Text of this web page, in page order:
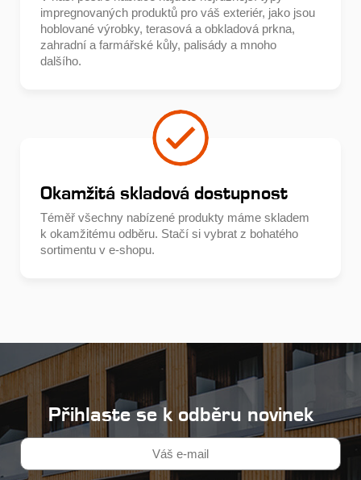
impregnovaných produktů pro váš exteriér, jako jsou
hoblované výrobky, terasová a obkladová prkna,
zahradní a farmářské kůly, palisády a mnoho
dalšího.
Okamžitá skladová dostupnost
Téměř všechny nabízené produkty máme skladem
k okamžitému odběru. Stačí si vybrat z bohatého
sortimentu v e-shopu.
Přihlaste se k odběru novinek